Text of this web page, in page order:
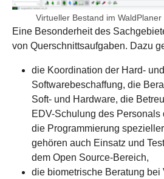
Virtueller Bestand im
Eine Besonderheit des
von Querschnittsaufgaben. Dazu
die Koordination der Hard- und
Softwarebeschaffung, die
Soft- und Hardware, die
EDV-Schulung des Personals
die Programmierung
gehören auch Einsatz und
dem Open Source-Bereich,
die biometrische Beratung bei